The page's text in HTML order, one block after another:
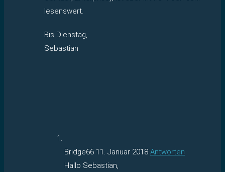
lesenswert.
Bis Dienstag,
Sebastian
Bridge66 11. Januar 2018 Antworten
Hallo Sebastian,